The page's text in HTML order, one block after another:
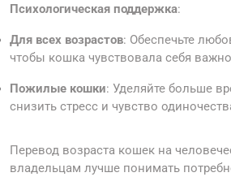
Психологическая поддержка:
Для всех возрастов: Обеспечьте
чтобы кошка чувствовала себя
Пожилые кошки: Уделяйте больше
снизить стресс и чувство
Перевод возраста кошек на
владельцам лучше понимать